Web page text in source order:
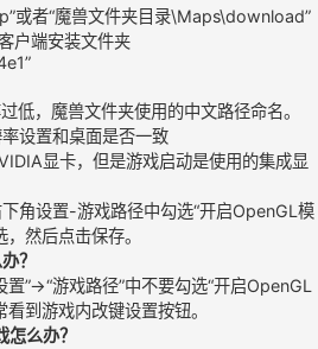
或者“魔兽文件夹目录\Maps\download”
户端安装文件夹
低，魔兽文件夹使用的中文路径命名。
设置和桌面是否一致
显卡，但是游戏启动是使用的集成显
角设置-游戏路径中勾选“开启OpenGL模
然后点击保存。
？
”→“游戏路径”中不要勾选“开启OpenGL
到游戏内改键设置按钮。
怎么办？